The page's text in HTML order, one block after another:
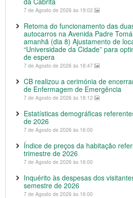
7 de Agosto de 2026 às 19:02
Retoma do funcionamento das
autocarros na Avenida Padre
amanhã (dia 8) Ajustamento de
“Universidade da Cidade” para
de espera
7 de Agosto de 2026 às 18:47
CB realizou a cerimónia de
de Enfermagem de Emergência
7 de Agosto de 2026 às 18:12
Estatísticas demográficas
de 2026
7 de Agosto de 2026 às 16:00
Índice de preços da habitação
trimestre de 2026
7 de Agosto de 2026 às 16:00
Inquérito às despesas dos
semestre de 2026
7 de Agosto de 2026 às 16:00